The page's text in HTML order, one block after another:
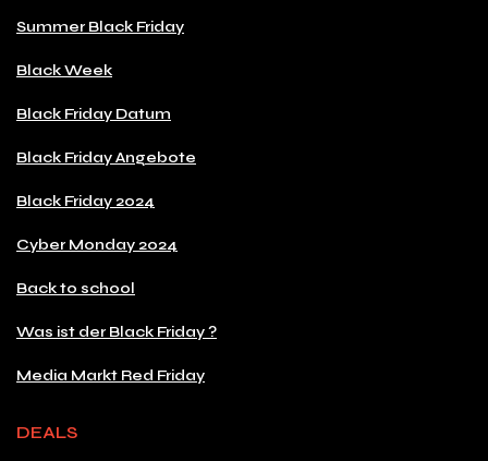
Summer Black Friday
Black Week
Black Friday Datum
Black Friday Angebote
Black Friday 2024
Cyber Monday 2024
Back to school
Was ist der Black Friday ?
Media Markt Red Friday
DEALS